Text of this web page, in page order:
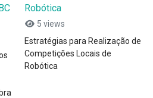
Robótica
5 views
Estratégias para Realização de
Competições Locais de
Robótica